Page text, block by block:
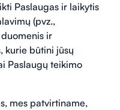
Paslaugas ir laikytis
(pvz.,
ir
kurie būtini jūsų
Paslaugų teikimo
mes patvirtiname,